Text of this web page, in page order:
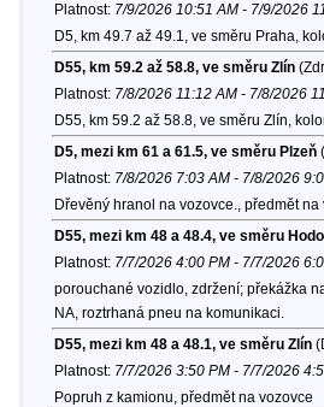
Platnost: 7/9/2026 10:51 AM - 7/9/2026
D5, km 49.7 až 49.1, ve směru Praha,
D55, km 59.2 až 58.8, ve směru Zlín
Platnost: 7/8/2026 11:12 AM - 7/8/2026
D55, km 59.2 až 58.8, ve směru Zlín,
D5, mezi km 61 a 61.5, ve směru Plzeň
Platnost: 7/8/2026 7:03 AM - 7/8/2026
Dřevěný hranol na vozovce., předmět na
D55, mezi km 48 a 48.4, ve směru
Platnost: 7/7/2026 4:00 PM - 7/7/2026
porouchané vozidlo, zdržení; překážka
NA, roztrhaná pneu na komunikaci.
D55, mezi km 48 a 48.1, ve směru Zlín
Platnost: 7/7/2026 3:50 PM - 7/7/2026
Popruh z kamionu, předmět na vozovce